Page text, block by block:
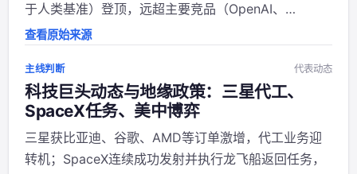
于人类基准）登顶，远超主要竞品（OpenAI、
ElevenLabs等）定价60-100美元/百万字符，而Grok
仅需15美元。这标志着xAI在AI语音层实现...
查看原始来源
主线判断 代表动态
科技巨头动态与地缘政策：三星代工、
SpaceX任务、美中博弈
三星获比亚迪、谷歌、AMD等订单激增，代工业务迎
转机；SpaceX连续成功发射并执行龙飞船返回任务，